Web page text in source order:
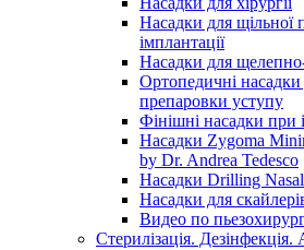
Насадки для щільної
імплантації
Насадки для щелепно-
Ортопедичні насадки
препаровки уступу
Фінішні насадки при
Насадки Zygoma
by Dr. Andrea Tedesco
Насадки Drilling
Насадки для
Видео по
Стерилізація.